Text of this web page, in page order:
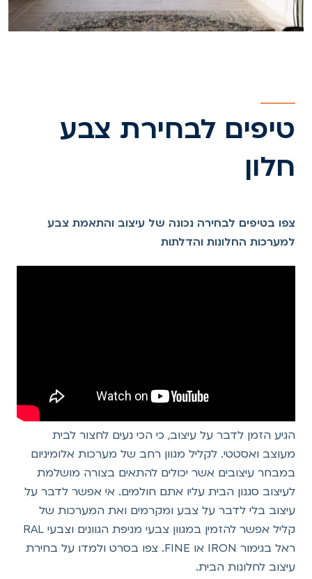
טיפים לבחירת צבע
חלון
צפו בטיפים לבחירה נכונה של עיצוב והתאמת צבע
למערכות החלונות והדלתות
הגיע הזמן לדבר על עיצוב, כי הכי נעים לחצור לבית
מעוצב ואסטטי. לקליל מגוון רחב של מערכות אלומיניום
במבחר עיצובים אשר יכולים להתאים בצורה מושלמת
לעיצוב סגנון הבית עליו אתם חולמים. אי אפשר לדבר על
עיצוב בלי לדבר על צבע ומקרמים ואת המערכות של
קליל אפשר להזמין במגוון צבעי מניפת הגוונים וצבעי RAL
ראל בגימור IRON או FINE. צפו בסרט ולמדו על בחירת
עיצוב לחלונות הבית.